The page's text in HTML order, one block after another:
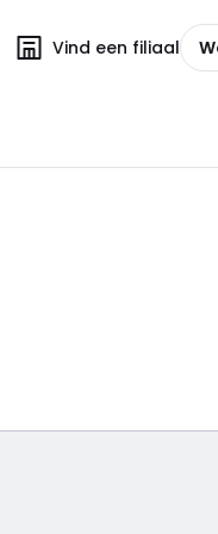
Vind een filiaal